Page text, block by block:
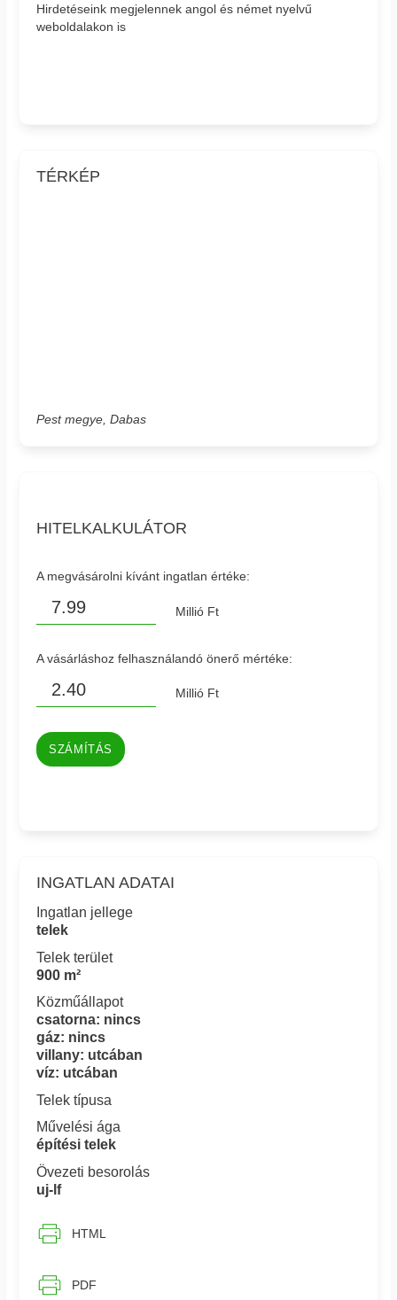
Hirdetéseink megjelennek angol és német nyelvű
weboldalakon is
TÉRKÉP
Pest megye, Dabas
HITELKALKULÁTOR
A megvásárolni kívánt ingatlan értéke:
Millió Ft
A vásárláshoz felhasználandó önerő mértéke:
Millió Ft
SZÁMÍTÁS
INGATLAN ADATAI
Ingatlan jellege
telek
Telek terület
900 m²
Közműállapot
csatorna: nincs
gáz: nincs
villany: utcában
víz: utcában
Telek típusa
Művelési ága
építési telek
Övezeti besorolás
uj-lf
HTML
PDF